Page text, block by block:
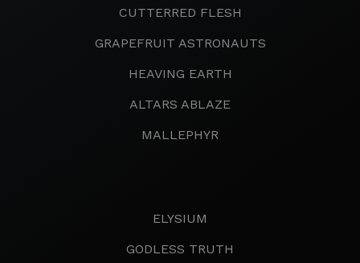
CUTTERRED FLESH
GRAPEFRUIT ASTRONAUTS
HEAVING EARTH
ALTARS ABLAZE
MALLEPHYR
ELYSIUM
GODLESS TRUTH